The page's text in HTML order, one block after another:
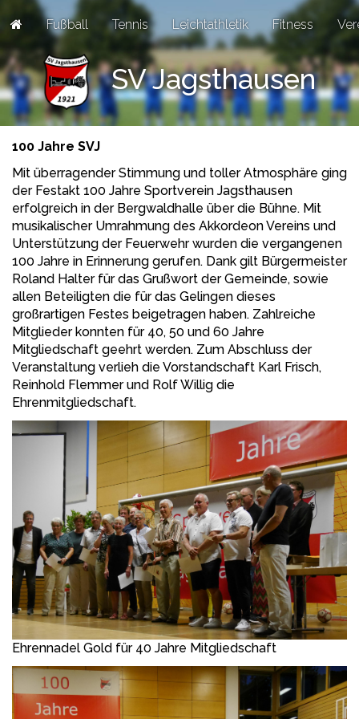
Fußball Tennis Leichtathletik Fitness
SV Jagsthausen
100 Jahre SVJ
Mit überragender Stimmung und toller Atmosphäre ging
der Festakt 100 Jahre Sportverein Jagsthausen
erfolgreich in der Bergwaldhalle über die Bühne. Mit
musikalischer Umrahmung des Akkordeon Vereins und
Unterstützung der Feuerwehr wurden die vergangenen
100 Jahre in Erinnerung gerufen. Dank gilt Bürgermeister
Roland Halter für das Grußwort der Gemeinde, sowie
allen Beteiligten die für das Gelingen dieses
großrartigen Festes beigetragen haben. Zahlreiche
Mitglieder konnten für 40, 50 und 60 Jahre
Mitgliedschaft geehrt werden. Zum Abschluss der
Veranstaltung verlieh die Vorstandschaft Karl Frisch,
Reinhold Flemmer und Rolf Willig die
Ehrenmitgliedschaft.
Ehrennadel Gold für 40 Jahre Mitgliedschaft